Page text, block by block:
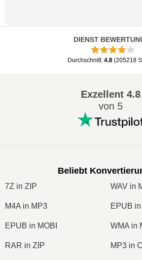
DIENST
Durchschnitt: 4.8 (205218
Exzellent4.8
von 5
Beliebt
7Z in ZIP WAV in
M4A in MP3 EPUB
EPUB in MOBI WMA in
RAR in ZIP MP3 in